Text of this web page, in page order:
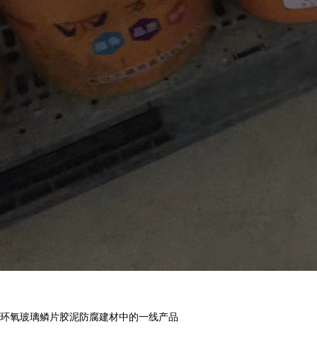
环氧玻璃鳞片胶泥防腐建材中的一线产品